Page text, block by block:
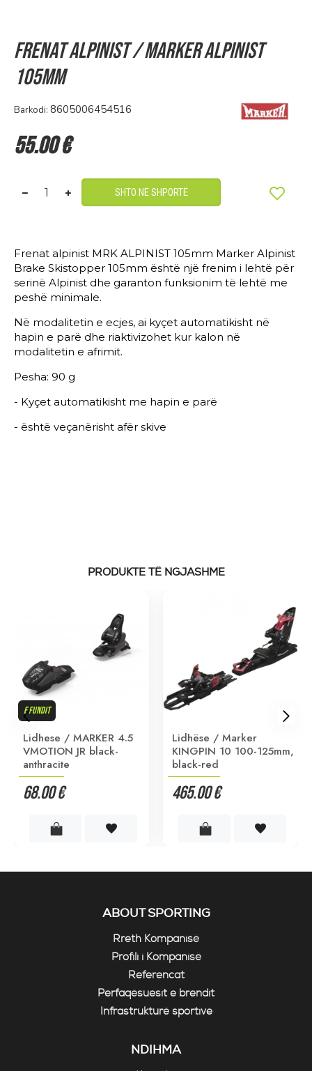
Frenat alpinist / MARKER ALPINIST
105mm
Barkodi: 8605006454516
55.00 €
SHTO NË SHPORTË
Frenat alpinist MRK ALPINIST 105mm Marker Alpinist
Brake Skistopper 105mm është një frenim i lehtë për
serinë Alpinist dhe garanton funksionim të lehtë me
peshë minimale.
Në modalitetin e ecjes, ai kyçet automatikisht në
hapin e parë dhe riaktivizohet kur kalon në
modalitetin e afrimit.
Pesha: 90 g
- Kyçet automatikisht me hapin e parë
- është veçanërisht afër skive
PRODUKTE TË NGJASHME
E FUNDIT
Lidhese / MARKER 4.5
VMOTION JR black-
anthracite
68.00 €
Lidhëse / Marker
KINGPIN 10 100-125mm,
black-red
465.00 €
ABOUT SPORTING
Rreth Kompanisë
Profili i Kompanisë
Referencat
Përfaqësuesit e brendit
Infrastrukturë sportive
NDIHMA